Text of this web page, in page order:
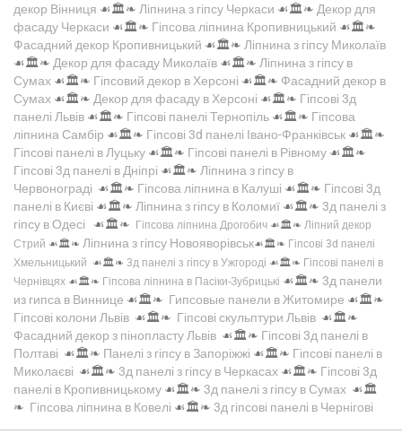
декор Вінниця ☙🏛️❧ Ліпнина з гіпсу Черкаси ☙🏛️❧ Декор для
фасаду Черкаси ☙🏛️❧ Гіпсова ліпнина Кропивницький ☙🏛️❧
Фасадний декор Кропивницький ☙🏛️❧ Ліпнина з гіпсу Миколаїв
☙🏛️❧ Декор для фасаду Миколаїв ☙🏛️❧ Ліпнина з гіпсу в
Сумах ☙🏛️❧ Гіпсовий декор в Херсоні ☙🏛️❧ Фасадний декор в
Сумах ☙🏛️❧ Декор для фасаду в Херсоні ☙🏛️❧ Гіпсові 3д
панелі Львів ☙🏛️❧ Гіпсові панелі Тернопіль ☙🏛️❧ Гіпсова
ліпнина Самбір ☙🏛️❧ Гіпсові 3d панелі Івано-Франківськ ☙🏛️❧
Гіпсові панелі в Луцьку ☙🏛️❧ Гіпсові панелі в Рівному ☙🏛️❧
Гіпсові 3д панелі в Дніпрі ☙🏛️❧ Ліпнина з гіпсу в
Червонограді ☙🏛️❧ Гіпсова ліпнина в Калуші ☙🏛️❧ Гіпсові 3д
панелі в Києві ☙🏛️❧ Ліпнина з гіпсу в Коломиї ☙🏛️❧ 3д панелі з
гіпсу в Одесі ☙🏛️❧ Гіпсова ліпнина Дрогобич ☙🏛️❧ Ліпний декор
Стрий ☙🏛️❧ Ліпнина з гіпсу Новояворівськ☙🏛️❧ Гіпсові 3d панелі
Хмельницький ☙🏛️❧ 3д панелі з гіпсу в Ужгороді ☙🏛️❧ Гіпсові панелі в
Чернівцях ☙🏛️❧ Гіпсова ліпнина в Пасіки-Зубрицькі ☙🏛️❧ 3д панели
из гипса в Виннице ☙🏛️❧ Гипсовые панели в Житомире ☙🏛️❧
Гіпсові колони Львів ☙🏛️❧ Гіпсові скульптури Львів ☙🏛️❧
Фасадний декор з пінопласту Львів ☙🏛️❧ Гіпсові 3д панелі в
Полтаві ☙🏛️❧ Панелі з гіпсу в Запоріжжі ☙🏛️❧ Гіпсові панелі в
Миколаєві ☙🏛️❧ 3д панелі з гіпсу в Черкасах ☙🏛️❧ Гіпсові 3д
панелі в Кропивницькому ☙🏛️❧ 3д панелі з гіпсу в Сумах ☙🏛️
❧ Гіпсова ліпнина в Ковелі ☙🏛️❧ 3д гіпсові панелі в Чернігові